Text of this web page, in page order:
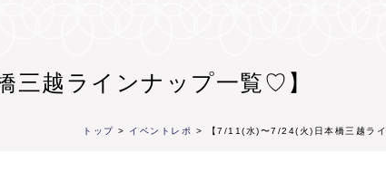
三越ラインナップ一覧♡】
トップ > イベントレポ > 【7/11(水)〜7/24(火)日本橋三越ラ